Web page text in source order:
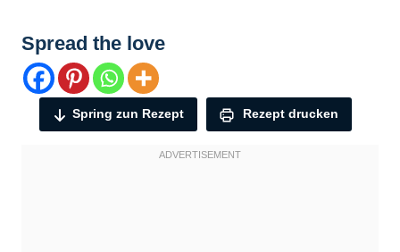
Spread the love
Spring zun Rezept Rezept drucken